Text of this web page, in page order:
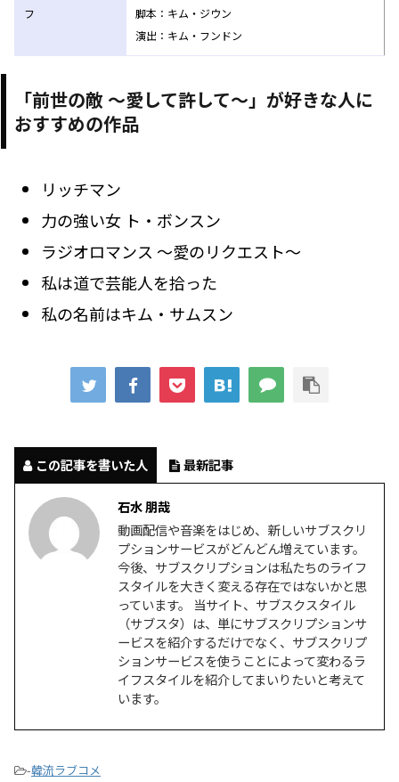
フ
脚本：キム・ジウン
演出：キム・フンドン
「前世の敵 ～愛して許して～」が好きな人に
おすすめの作品
リッチマン
力の強い女 ト・ボンスン
ラジオロマンス ～愛のリクエスト～
私は道で芸能人を拾った
私の名前はキム・サムスン
この記事を書いた人 最新記事
石水 朋哉
動画配信や音楽をはじめ、新しいサブスクリ
プションサービスがどんどん増えています。
今後、サブスクリプションは私たちのライフ
スタイルを大きく変える存在ではないかと思
っています。 当サイト、サブスクスタイル
（サブスタ）は、単にサブスクリプションサ
ービスを紹介するだけでなく、サブスクリプ
ションサービスを使うことによって変わるラ
イフスタイルを紹介してまいりたいと考えて
います。
-韓流ラブコメ